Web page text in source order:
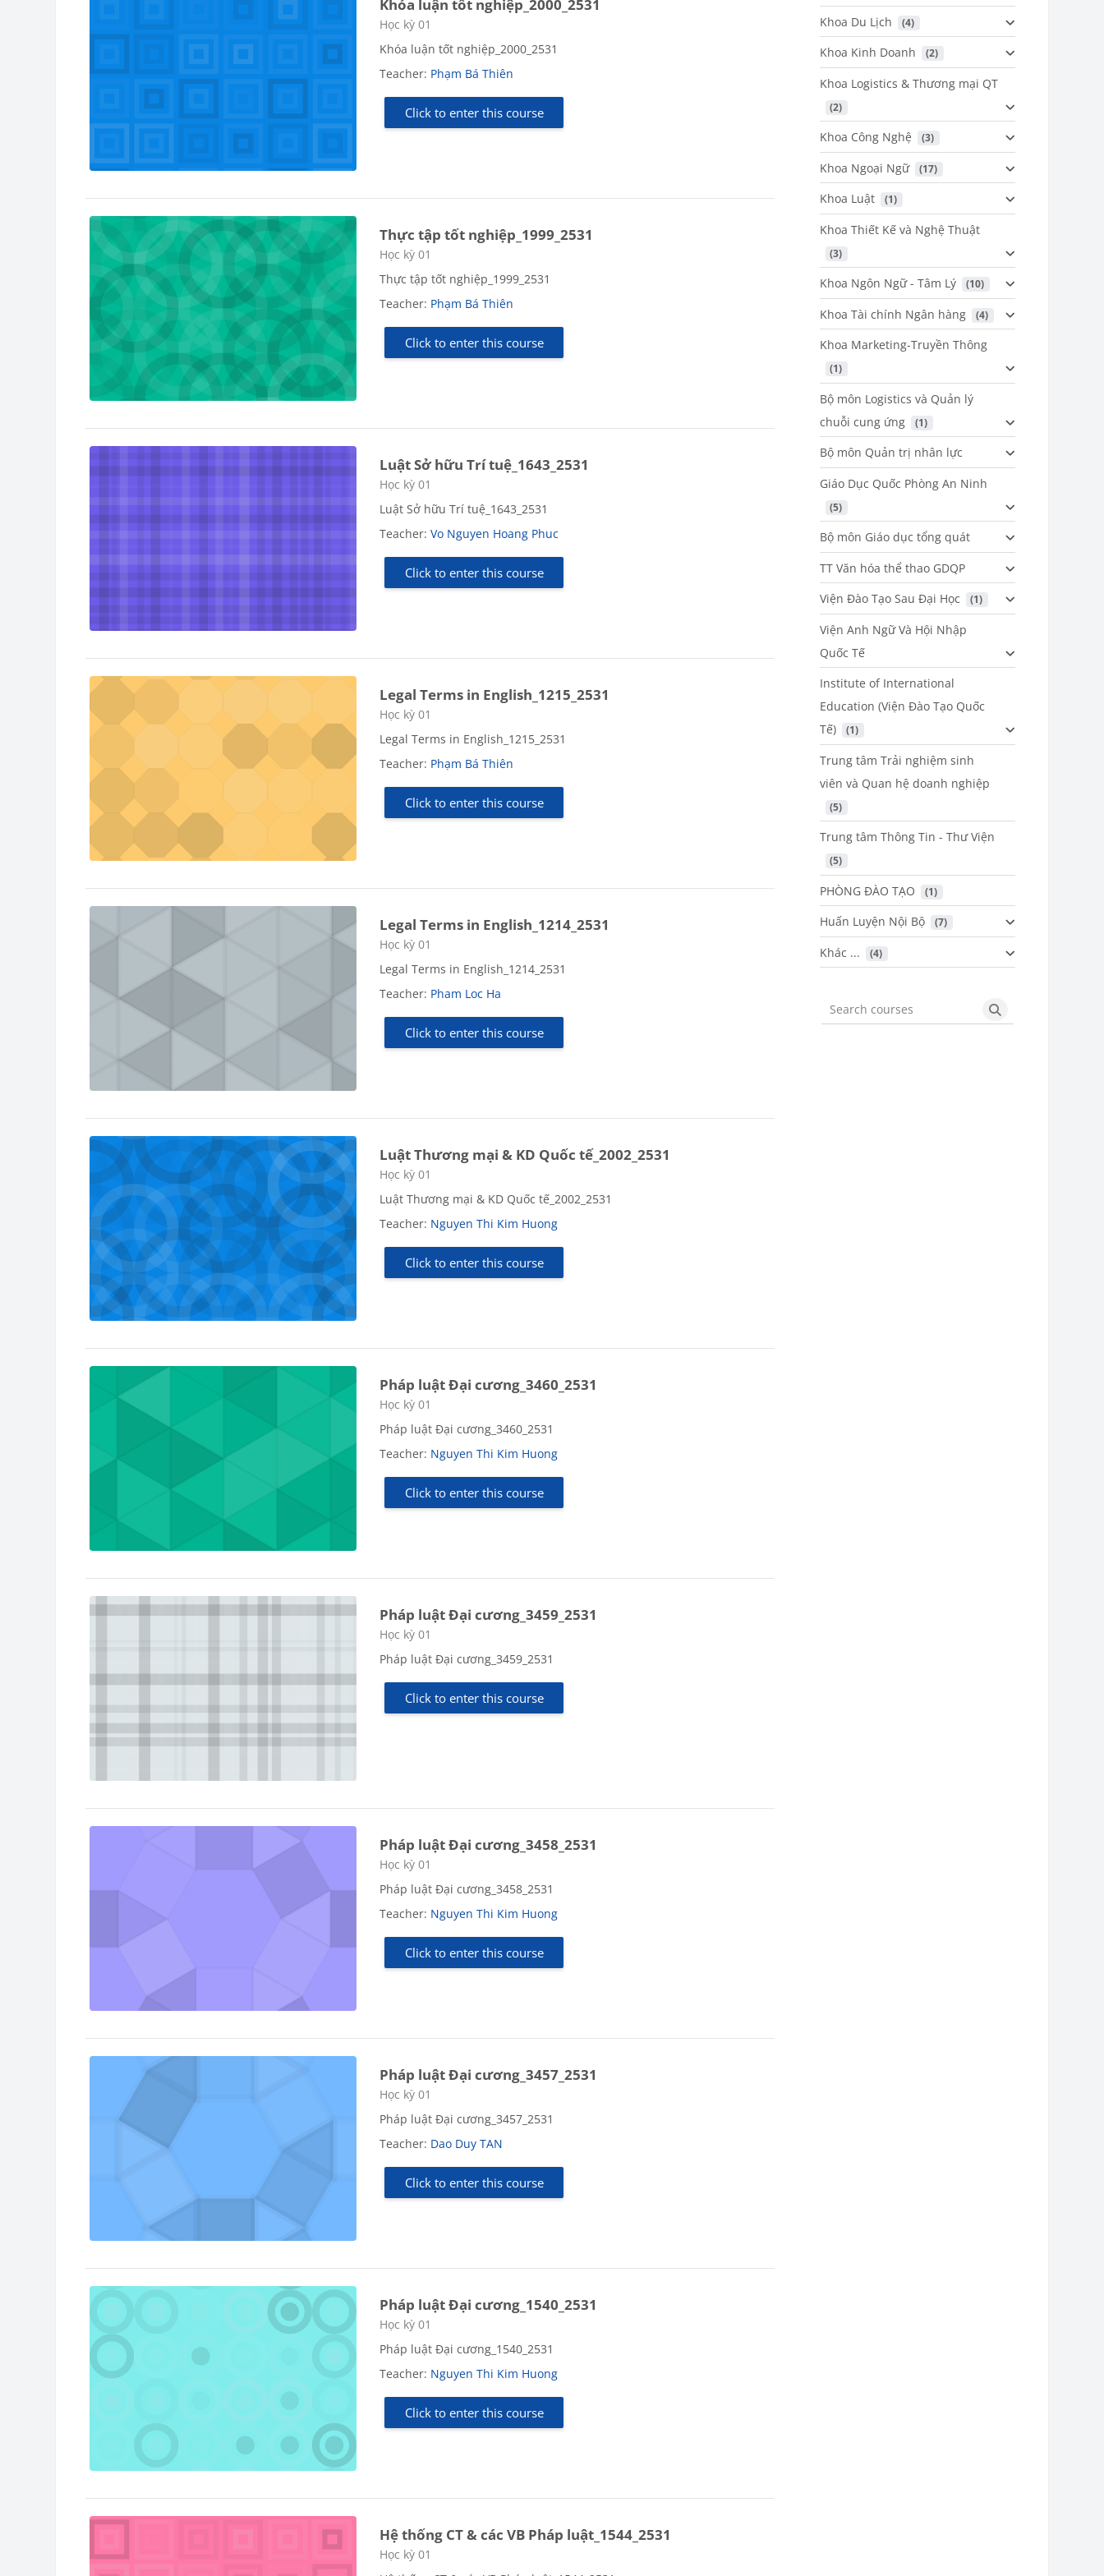
Khóa luận tốt nghiệp_2000_2531
Course category
Học kỳ 01
Khóa luận tốt nghiệp_2000_2531
Teacher: Phạm Bá Thiên
Click to enter this course
Thực tập tốt nghiệp_1999_2531
Course category
Học kỳ 01
Thực tập tốt nghiệp_1999_2531
Teacher: Phạm Bá Thiên
Click to enter this course
Luật Sở hữu Trí tuệ_1643_2531
Course category
Học kỳ 01
Luật Sở hữu Trí tuệ_1643_2531
Teacher:Vo Nguyen Hoang Phuc
Click to enter this course
Legal Terms in English_1215_2531
Course category
Học kỳ 01
Legal Terms in English_1215_2531
Teacher: Phạm Bá Thiên
Click to enter this course
Legal Terms in English_1214_2531
Course category
Học kỳ 01
Legal Terms in English_1214_2531
Teacher: Pham Loc Ha
Click to enter this course
Luật Thương mại & KD Quốc tế_2002_2531
Course category
Học kỳ 01
Luật Thương mại & KD Quốc tế_2002_2531
Teacher: Nguyen Thi Kim Huong
Click to enter this course
Pháp luật Đại cương_3460_2531
Course category
Học kỳ 01
Pháp luật Đại cương_3460_2531
Teacher: Nguyen Thi Kim Huong
Click to enter this course
Pháp luật Đại cương_3459_2531
Course category
Học kỳ 01
Pháp luật Đại cương_3459_2531
Click to enter this course
Pháp luật Đại cương_3458_2531
Course category
Học kỳ 01
Pháp luật Đại cương_3458_2531
Teacher: Nguyen Thi Kim Huong
Click to enter this course
Pháp luật Đại cương_3457_2531
Course category
Học kỳ 01
Pháp luật Đại cương_3457_2531
Teacher: Dao Duy TAN
Click to enter this course
Pháp luật Đại cương_1540_2531
Course category
Học kỳ 01
Pháp luật Đại cương_1540_2531
Teacher: Nguyen Thi Kim Huong
Click to enter this course
Hệ thống CT & các VB Pháp luật_1544_2531
Course category
Học kỳ 01
Khoa Du Lịch (4)
Khoa Kinh Doanh (2)
Khoa Logistics & Thương mại QT
(2)
Khoa Công Nghệ (3)
Khoa Ngoại Ngữ (17)
Khoa Luật (1)
Khoa Thiết Kế và Nghệ Thuật
(3)
Khoa Ngôn Ngữ - Tâm Lý (10)
Khoa Tài chính Ngân hàng (4)
Khoa Marketing-Truyền Thông
(1)
Bộ môn Logistics và Quản lý
chuỗi cung ứng
(1)
Bộ môn Quản trị nhân lực
Giáo Dục Quốc Phòng An Ninh
(5)
Bộ môn Giáo dục tổng quát
TT Văn hóa thể thao GDQP
Viện Đào Tạo Sau Đại Học
(1)
Viện Anh Ngữ Và Hội Nhập
Quốc Tế
Institute of International
Education (Viện Đào Tạo Quốc
Tế)
(1)
Trung tâm Trải nghiệm sinh
viên và Quan hệ doanh nghiệp
(5)
Trung tâm Thông Tin - Thư Viện
(5)
PHÒNG ĐÀO TẠO (1)
Huấn Luyện Nội Bộ (7)
Khác ... (4)
Search courses Search courses